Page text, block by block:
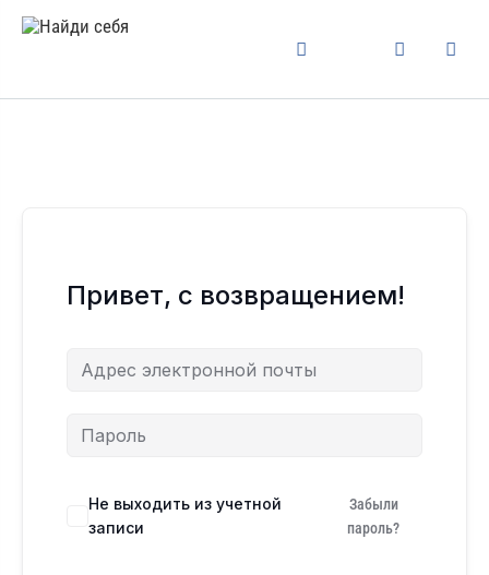
Привет, с возвращением!
Не выходить из учетной
записи
Забыли
пароль?